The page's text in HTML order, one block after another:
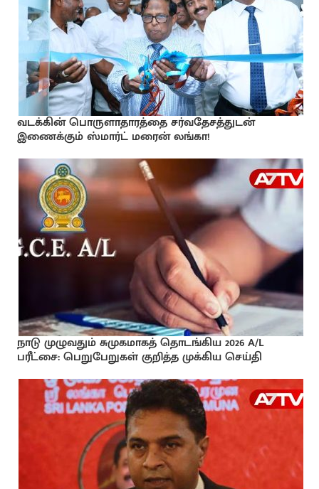
வடக்கின் பொருளாதாரத்தை சர்வதேசத்துடன்
இணைக்கும் ஸ்மார்ட் மரைன் லங்கா!
நாடு முழுவதும் சுமுகமாகத் தொடங்கிய 2026 A/L
பரீட்சை: பெறுபேறுகள் குறித்த முக்கிய செய்தி